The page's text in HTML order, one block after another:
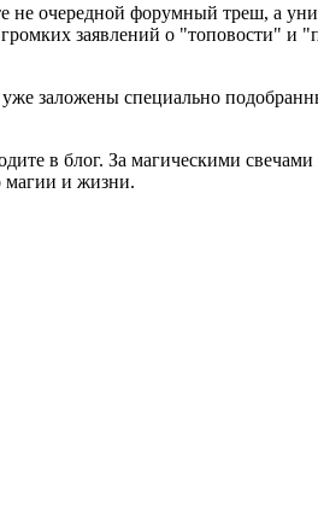
не очередной форумный треш, а
заявлений о "топовости" и
заложены специально
в блог. За магическими
магии и жизни.